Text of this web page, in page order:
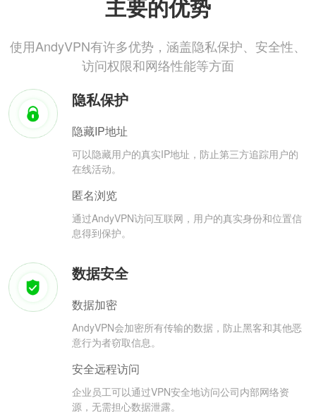
主要的优势
使用AndyVPN有许多优势，涵盖隐私保护、安全性、
访问权限和网络性能等方面
隐私保护
隐藏IP地址
可以隐藏用户的真实IP地址，防止第三方追踪用户的
在线活动。
匿名浏览
通过AndyVPN访问互联网，用户的真实身份和位置信
息得到保护。
数据安全
数据加密
AndyVPN会加密所有传输的数据，防止黑客和其他恶
意行为者窃取信息。
安全远程访问
企业员工可以通过VPN安全地访问公司内部网络资
源，无需担心数据泄露。